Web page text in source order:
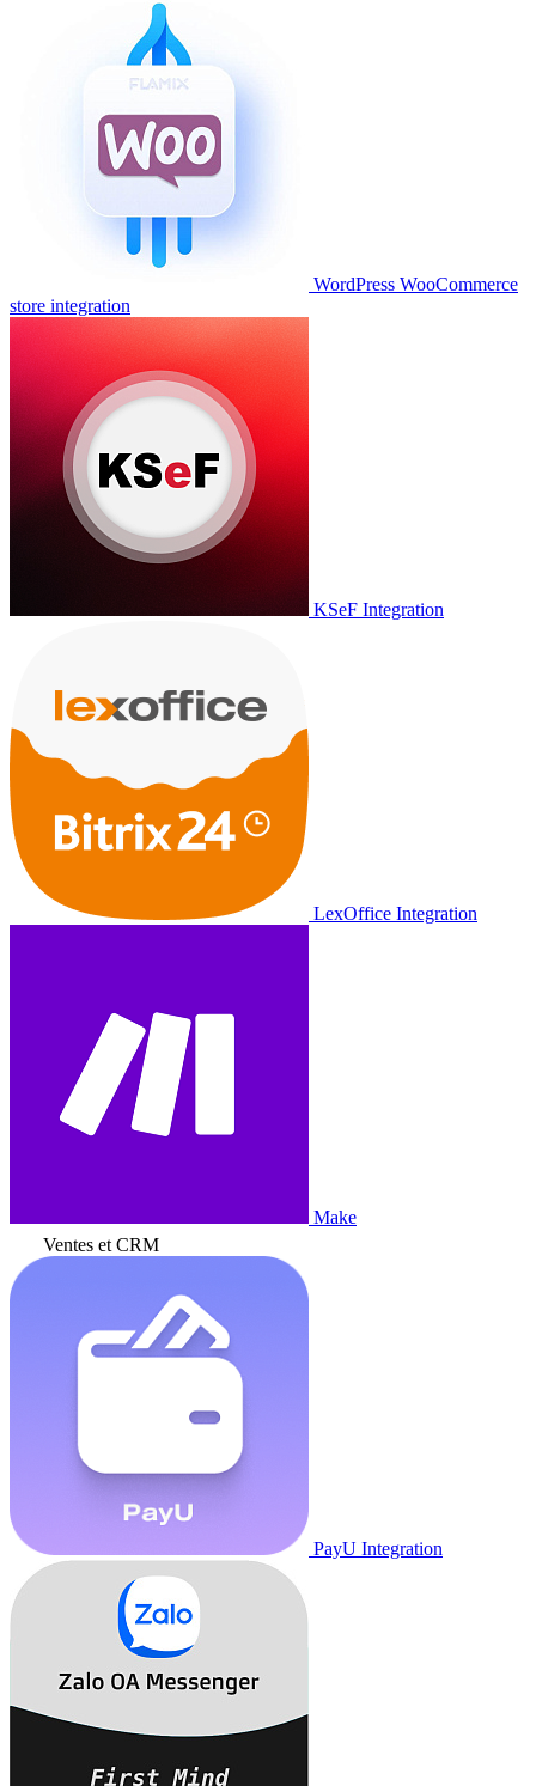
WordPress WooCommerce
store integration
KSeF Integration
LexOffice Integration
Make
Ventes et CRM
PayU Integration